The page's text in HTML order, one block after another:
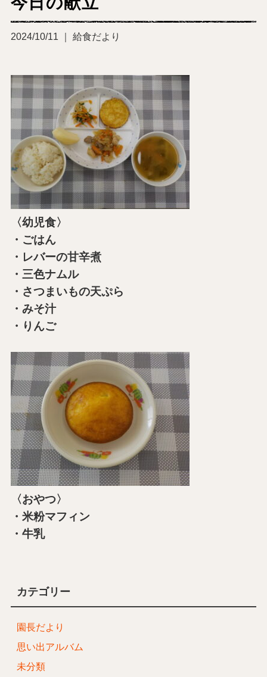
2024/10/11 ｜ 給食だより
〈幼児食〉
・ごはん
・レバーの甘辛煮
・三色ナムル
・さつまいもの天ぷら
・みそ汁
・りんご
〈おやつ〉
・米粉マフィン
・牛乳
カテゴリー
園長だより
思い出アルバム
未分類